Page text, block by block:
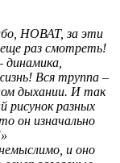
НОВАТ, за эти
еще раз смотреть!
Вся труппа –
дыхании. И так
рисунок разных
он изначально
и оно